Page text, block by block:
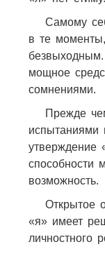
Самому
в те
мощное
сомнениями.
Прежде
испытаниями
утверждение
способности
возможность.
Открытое
«я» имеет
личностного